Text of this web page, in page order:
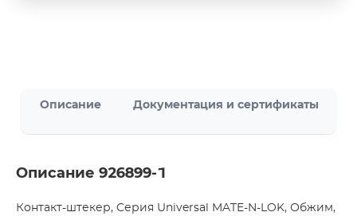
Описание Документация и сертификаты
Описание 926899-1
Контакт-штекер, Серия Universal MATE-N-LOK, Обжим,